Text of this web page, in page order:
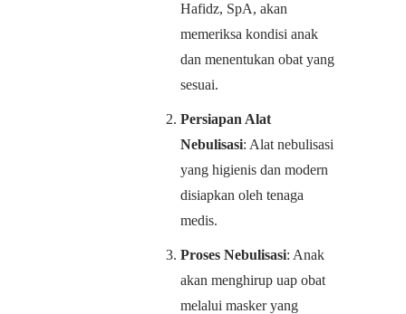
Hafidz, SpA, akan
memeriksa kondisi anak
dan menentukan obat yang
sesuai.
Persiapan Alat
Nebulisasi: Alat nebulisasi
yang higienis dan modern
disiapkan oleh tenaga
medis.
Proses Nebulisasi: Anak
akan menghirup uap obat
melalui masker yang